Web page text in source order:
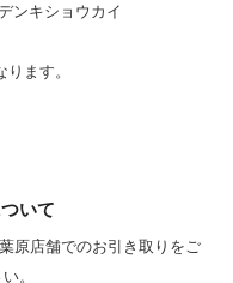
ンキショウカイ
ます。
いて
原店舗でのお引き取りをご
。